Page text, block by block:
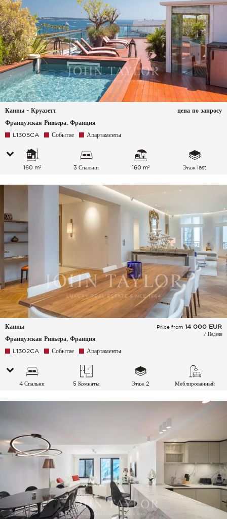
Канны - Круазетт
Французская Ривьера, Франция
цена по запросу
L1305CA Событие Апартаменты
160 m² 3 Спальни 160 m² Этаж last
Канны
Французская Ривьера, Франция
Price from 14 000 EUR
/ Неделя
L1302CA Событие Апартаменты
4 Спальни 5 Комнаты Этаж 2 Меблированный